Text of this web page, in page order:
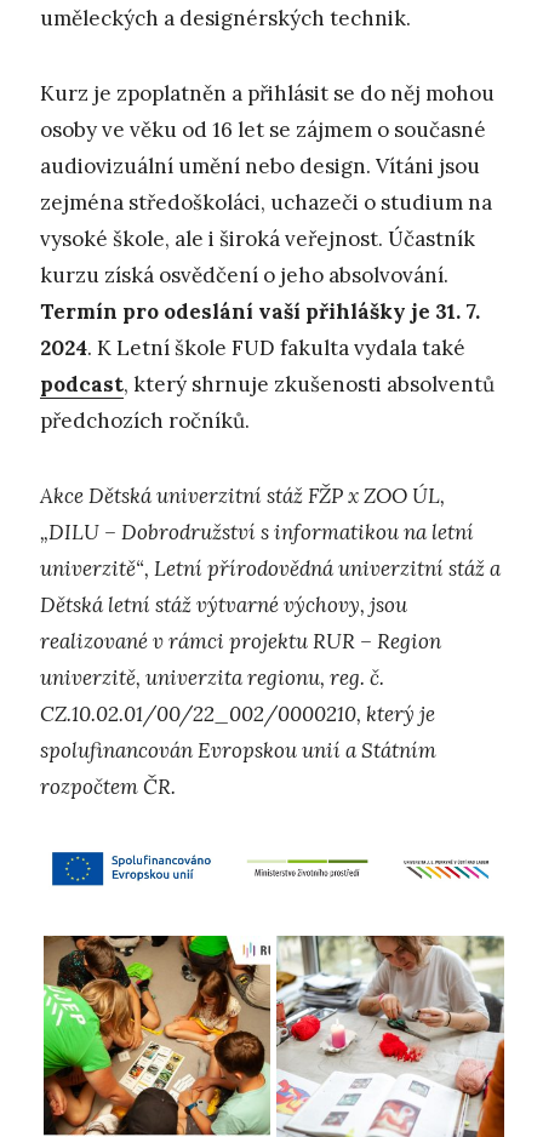
uměleckých a designérských technik.
Kurz je zpoplatněn a přihlásit se do něj mohou
osoby ve věku od 16 let se zájmem o současné
audiovizuální umění nebo design. Vítáni jsou
zejména středoškoláci, uchazeči o studium na
vysoké škole, ale i široká veřejnost. Účastník
kurzu získá osvědčení o jeho absolvování.
Termín pro odeslání vaší přihlášky je 31. 7.
2024. K Letní škole FUD fakulta vydala také
podcast, který shrnuje zkušenosti absolventů
předchozích ročníků.
Akce Dětská univerzitní stáž FŽP x ZOO ÚL,
„DILU – Dobrodružství s informatikou na letní
univerzitě“, Letní přírodovědná univerzitní stáž a
Dětská letní stáž výtvarné výchovy, jsou
realizované v rámci projektu RUR – Region
univerzitě, univerzita regionu, reg. č.
CZ.10.02.01/00/22_002/0000210, který je
spolufinancován Evropskou unií a Státním
rozpočtem ČR.